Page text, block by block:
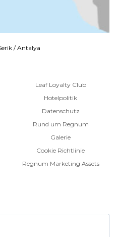
/ Antalya
Leaf Loyalty Club
Hotelpolitik
Datenschutz
Rund um Regnum
Galerie
Cookie Richtlinie
Regnum Marketing Assets